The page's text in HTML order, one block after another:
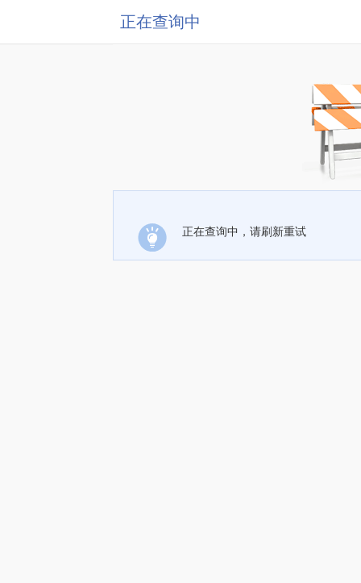
正在查询中
正在查询中，请刷新重试